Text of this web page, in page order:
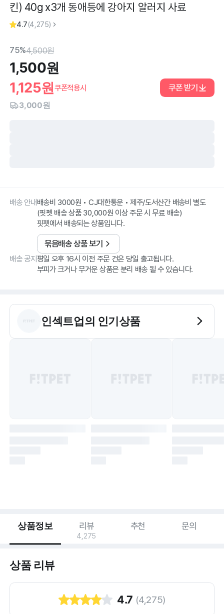
킨) 40g x3개 동애등에 강아지 알러지 사료
4.7(4,275)
75%4,500원
1,500원
1,125원쿠폰적용시 쿠폰 받기
3,000원
배송 안내배송비 3000원 • CJ대한통운 • 제주/도서산간 배송비 별도
(핏펫 배송 상품 30,000원 이상 주문 시 무료 배송)
핏펫에서 배송되는 상품입니다.
묶음배송 상품 보기
배송 공지 평일 오후 16시 이전 주문 건은 당일 출고됩니다.
부피가 크거나 무거운 상품은 분리 배송 될 수 있습니다.
인섹트업의 인기상품
상품정보 리뷰
4,275
추천 문의
상품 리뷰
4.7 (4,275)